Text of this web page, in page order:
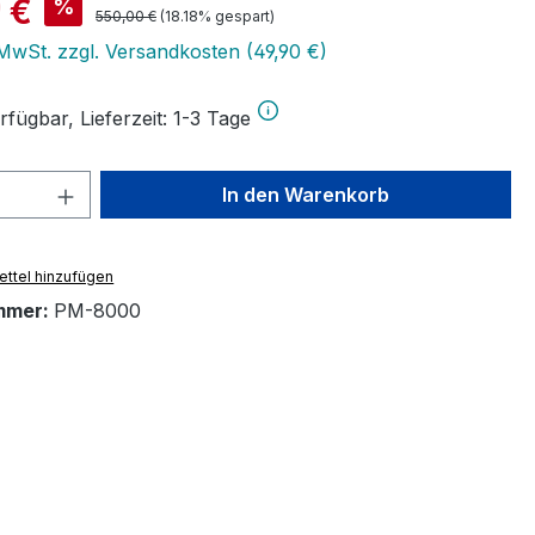
€ % Regulärer Preis:
550,00 € (18.18% gespart)
zzgl. Versandkosten (49,90 €)
Lieferzeit: 1-3 Tage
Anzahl: Gib den gewünschten Wert
In den Warenkorb
hinzufügen
PM-8000